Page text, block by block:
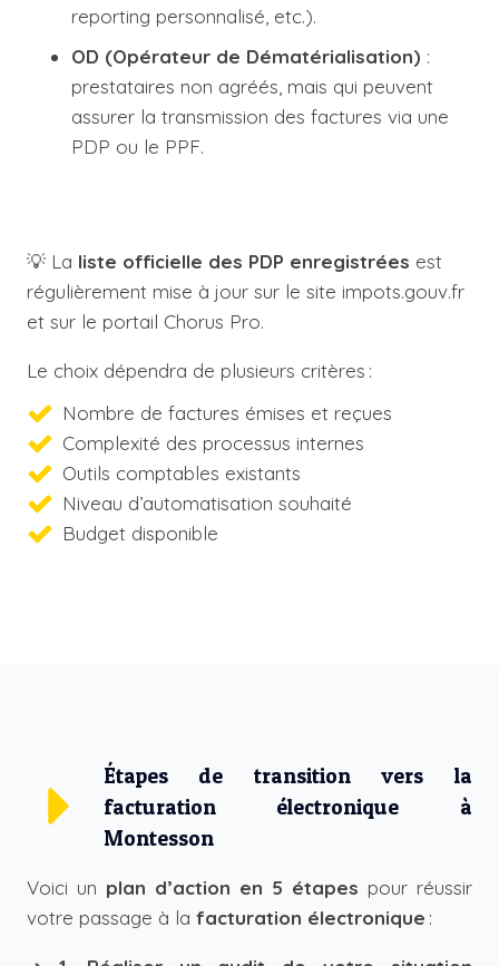
reporting personnalisé, etc.).
OD (Opérateur de Dématérialisation) :
prestataires non agréés, mais qui peuvent
assurer la transmission des factures via une
PDP ou le PPF.
💡 La liste officielle des PDP enregistrées est
régulièrement mise à jour sur le site impots.gouv.fr
et sur le portail Chorus Pro.
Le choix dépendra de plusieurs critères :
Nombre de factures émises et reçues
Complexité des processus internes
Outils comptables existants
Niveau d’automatisation souhaité
Budget disponible
Étapes de transition vers la
facturation électronique à
Montesson
Voici un plan d’action en 5 étapes pour réussir
votre passage à la facturation électronique :